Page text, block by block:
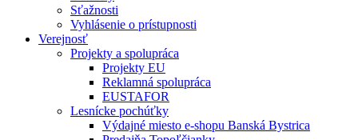
Sťažnosti
Vyhlásenie o prístupnosti
Verejnosť
Projekty a spolupráca
Projekty EU
Reklamná spolupráca
EUSTAFOR
Lesnícke pochúťky
Výdajné miesto e-shopu Banská Bystrica